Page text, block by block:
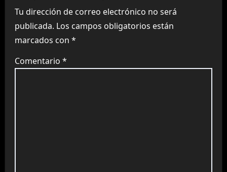
Tu dirección de correo electrónico no será
publicada. Los campos obligatorios están
marcados con *
Comentario *